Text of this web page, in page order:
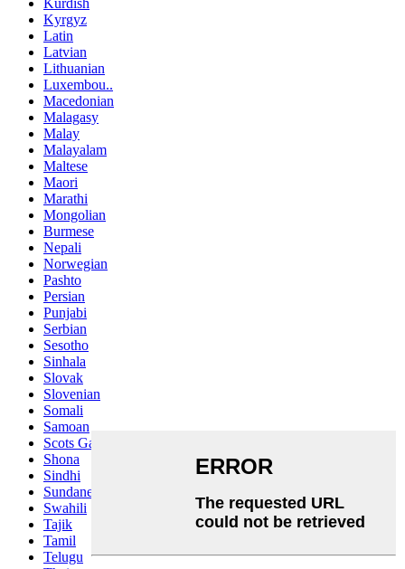
Kyrgyz
Latin
Latvian
Lithuanian
Luxembou..
Macedonian
Malagasy
Malay
Malayalam
Maltese
Maori
Marathi
Mongolian
Burmese
Nepali
Norwegian
Pashto
Persian
Punjabi
Serbian
Sesotho
Sinhala
Slovak
Slovenian
Somali
Samoan
Scots Gaelic
Shona
Sindhi
Sundanese
Swahili
Tajik
Tamil
Telugu